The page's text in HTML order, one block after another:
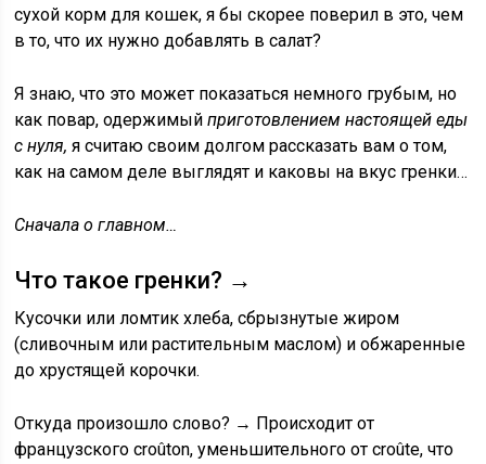
сухой корм для кошек, я бы скорее поверил в это, чем
в то, что их нужно добавлять в салат?
Я знаю, что это может показаться немного грубым, но
как повар, одержимыйприготовлением настоящей еды
с нуля, я считаю своим долгом рассказать вам о том,
как на самом деле выглядят и каковы на вкус гренки…
Сначала о главном…
Что такое гренки? →
Кусочки или ломтик хлеба, сбрызнутые жиром
(сливочным или растительным маслом) и обжаренные
до хрустящей корочки.
Откуда произошло слово? → Происходит от
французского croûton, уменьшительного от croûte, что